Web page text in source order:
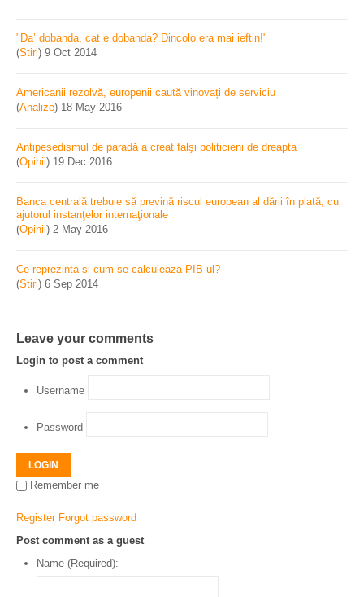
"Da’ dobanda, cat e dobanda? Dincolo era mai ieftin!"
(Stiri) 9 Oct 2014
Americanii rezolvă, europenii caută vinovați de serviciu
(Analize) 18 May 2016
Antipesedismul de paradă a creat falşi politicieni de dreapta
(Opinii) 19 Dec 2016
Banca centrală trebuie să prevină riscul european al dării în plată, cu
ajutorul instanţelor internaţionale
(Opinii) 2 May 2016
Ce reprezinta si cum se calculeaza PIB-ul?
(Stiri) 6 Sep 2014
Leave your comments
Login to post a comment
Username
Password
LOGIN
Remember me
Register Forgot password
Post comment as a guest
Name (Required):